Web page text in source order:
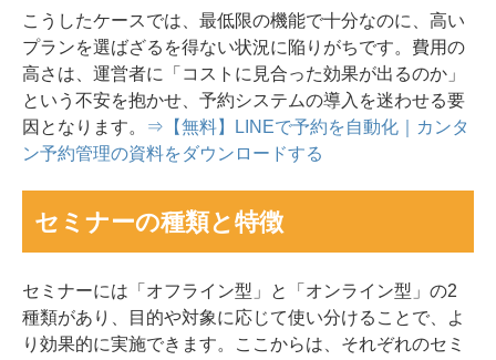
こうしたケースでは、最低限の機能で十分なのに、高い
プランを選ばざるを得ない状況に陥りがちです。費用の
高さは、運営者に「コストに見合った効果が出るのか」
という不安を抱かせ、予約システムの導入を迷わせる要
因となります。
⇒【無料】LINEで予約を自動化｜カンタ
ン予約管理の資料をダウンロードする
セミナーの種類と特徴
セミナーには「オフライン型」と「オンライン型」の2
種類があり、目的や対象に応じて使い分けることで、よ
り効果的に実施できます。ここからは、それぞれのセミ